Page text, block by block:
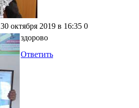
30 октября 2019 в 16:35 0
здорово
Ответить